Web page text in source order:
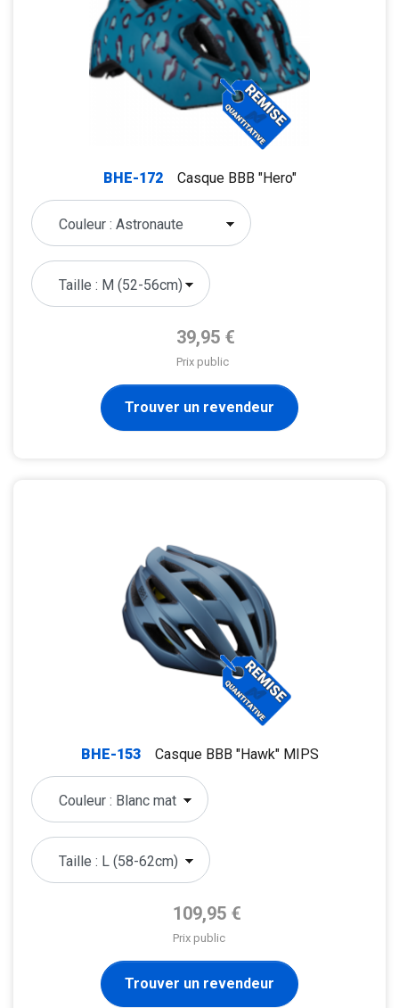
BHE-172 Casque BBB "Hero"
Prix de base
39,95 €
Prix public
Trouver un revendeur
BHE-153 Casque BBB "Hawk" MIPS
Prix de base
109,95 €
Prix public
Trouver un revendeur